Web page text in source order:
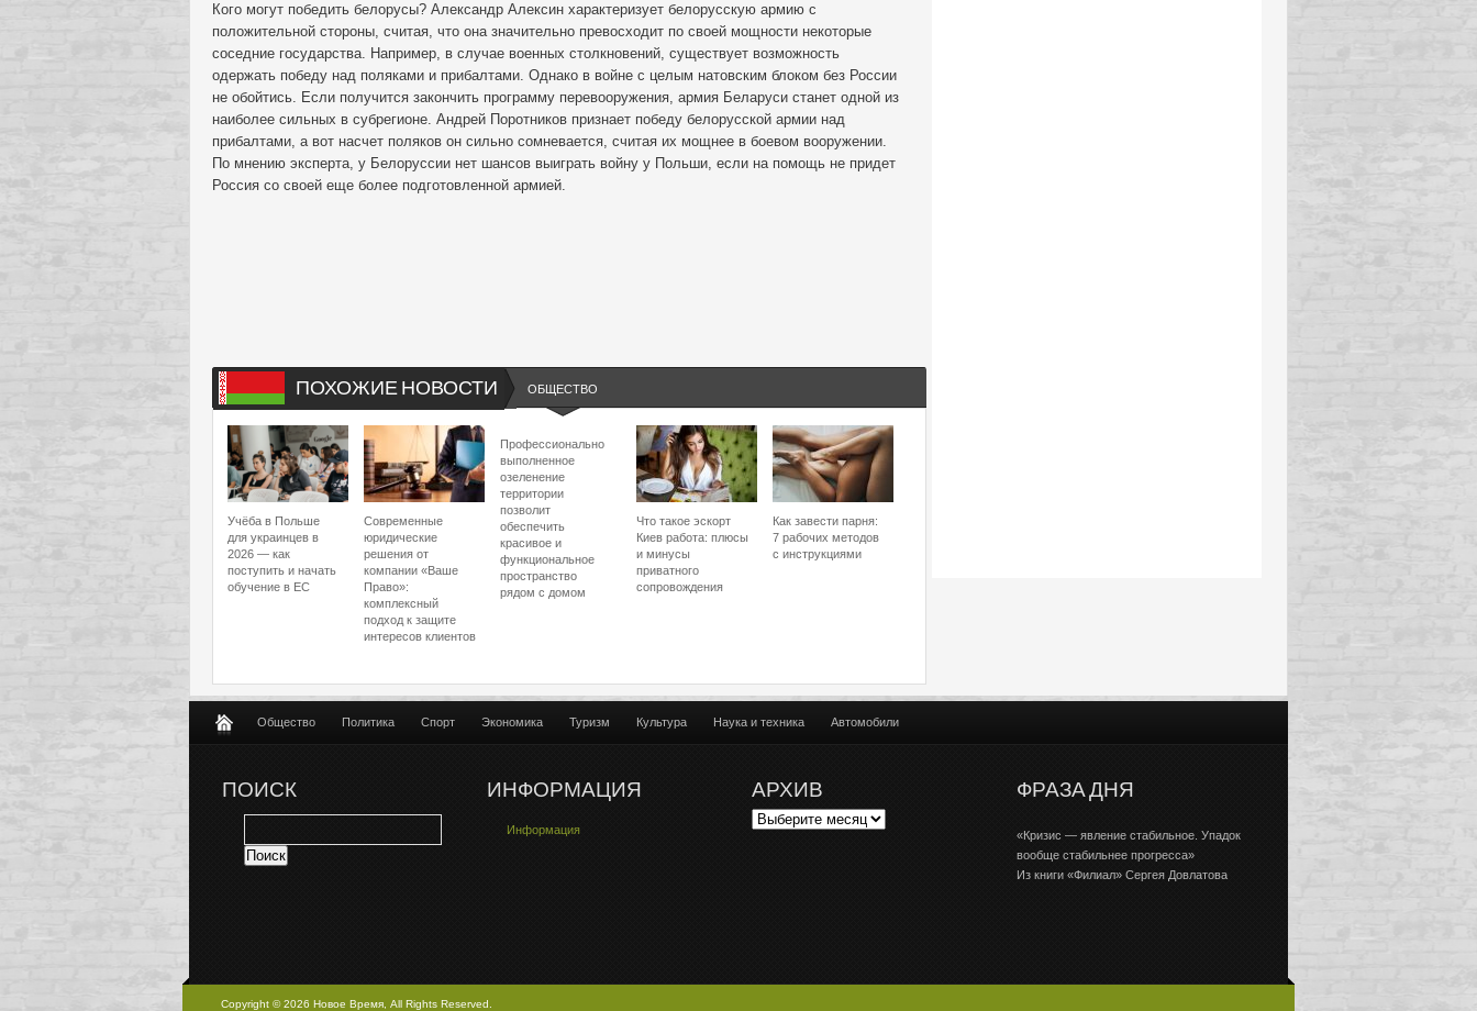
Кого могут победить белорусы? Александр Алексин характеризует белорусскую армию с
положительной стороны, считая, что она значительно превосходит по своей мощности некоторые
соседние государства. Например, в случае военных столкновений, существует возможность
одержать победу над поляками и прибалтами. Однако в войне с целым натовским блоком без России
не обойтись. Если получится закончить программу перевооружения, армия Беларуси станет одной из
наиболее сильных в субрегионе. Андрей Поротников признает победу белорусской армии над
прибалтами, а вот насчет поляков он сильно сомневается, считая их мощнее в боевом вооружении.
По мнению эксперта, у Белоруссии нет шансов выиграть войну у Польши, если на помощь не придет
Россия со своей еще более подготовленной армией.
ПОХОЖИЕ НОВОСТИ ОБЩЕСТВО
Учёба в Польше
для украинцев в
2026 — как
поступить и начать
обучение в ЕС
Современные
юридические
решения от
компании «Ваше
Право»:
комплексный
подход к защите
интересов клиентов
Профессионально
выполненное
озеленение
территории
позволит
обеспечить
красивое и
функциональное
пространство
рядом с домом
Что такое эскорт
Киев работа: плюсы
и минусы
приватного
сопровождения
Как завести парня:
7 рабочих методов
с инструкциями
Общество Политика Спорт Экономика Туризм Культура Наука и техника Автомобили
ПОИСК ИНФОРМАЦИЯ
Информация
АРХИВ ФРАЗА ДНЯ
«Кризис — явление стабильное. Упадок
вообще стабильнее прогресса»
Из книги «Филиал» Сергея Довлатова
Copyright © 2026 Новое Время, All Rights Reserved.